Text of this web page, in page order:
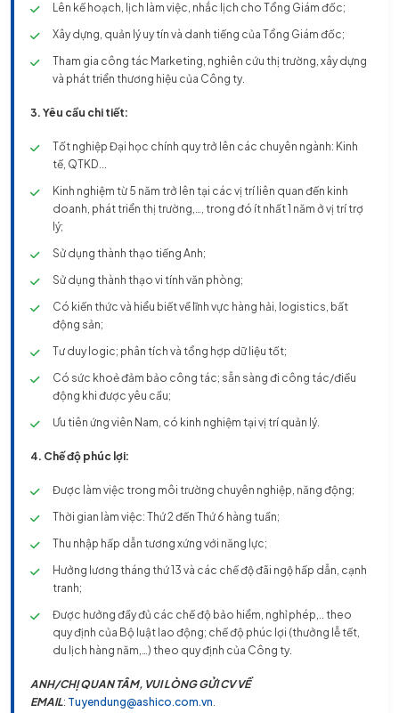
Lên kế hoạch, lịch làm việc, nhắc lịch cho Tổng Giám đốc;
Xây dựng, quản lý uy tín và danh tiếng của Tổng Giám đốc;
Tham gia công tác Marketing, nghiên cứu thị trường, xây dựng
và phát triển thương hiệu của Công ty.
3. Yêu cầu chi tiết:
Tốt nghiệp Đại học chính quy trở lên các chuyên ngành: Kinh
tế, QTKD...
Kinh nghiệm từ 5 năm trở lên tại các vị trí liên quan đến kinh
doanh, phát triển thị trường,…, trong đó ít nhất 1 năm ở vị trí trợ
lý;
Sử dụng thành thạo tiếng Anh;
Sử dụng thành thạo vi tính văn phòng;
Có kiến thức và hiểu biết về lĩnh vực hàng hải, logistics, bất
động sản;
Tư duy logic; phân tích và tổng hợp dữ liệu tốt;
Có sức khoẻ đảm bảo công tác; sẵn sàng đi công tác/điều
động khi được yêu cầu;
Ưu tiên ứng viên Nam, có kinh nghiệm tại vị trí quản lý.
4. Chế độ phúc lợi:
Được làm việc trong môi trường chuyên nghiệp, năng động;
Thời gian làm việc: Thứ 2 đến Thứ 6 hàng tuần;
Thu nhập hấp dẫn tương xứng với năng lực;
Hưởng lương tháng thứ 13 và các chế độ đãi ngộ hấp dẫn, cạnh
tranh;
Được hưởng đầy đủ các chế độ bảo hiểm, nghỉ phép,.. theo
quy định của Bộ luật lao động; chế độ phúc lợi (thưởng lễ tết,
du lịch hàng năm,…) theo quy định của Công ty.
ANH/CHỊ QUAN TÂM, VUI LÒNG GỬI CV VỀ
EMAIL: Tuyendung@ashico.com.vn.